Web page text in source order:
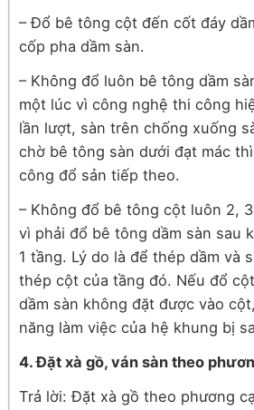
– Đổ bê tông cột đến cốt đáy
cốp pha dầm sàn.
– Không đổ luôn bê tông dầm
một lúc vì công nghệ thi công
lần lượt, sàn trên chống xuống
chờ bê tông sàn dưới đạt mác
công đổ sản tiếp theo.
– Không đổ bê tông cột luôn 2,
vì phải đổ bê tông dầm sàn sau
1 tầng. Lý do là để thép dầm và
thép cột của tầng đó. Nếu đổ
dầm sàn không đặt được vào
năng làm việc của hệ khung bị
4. Đặt xà gồ, ván sàn theo
Trả lời: Đặt xà gồ theo phương